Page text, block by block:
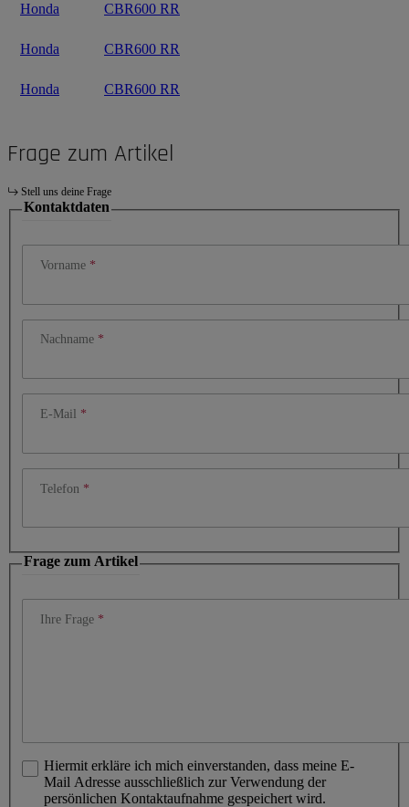
Honda CBR600 RR
Honda CBR600 RR
Honda CBR600 RR
Frage zum Artikel
Stell uns deine Frage
Kontaktdaten
Vorname
Nachname
E-Mail
Telefon
Frage zum Artikel
Ihre Frage
Hiermit erkläre ich mich einverstanden, dass meine E-
Mail Adresse ausschließlich zur Verwendung der
persönlichen Kontaktaufnahme gespeichert wird.